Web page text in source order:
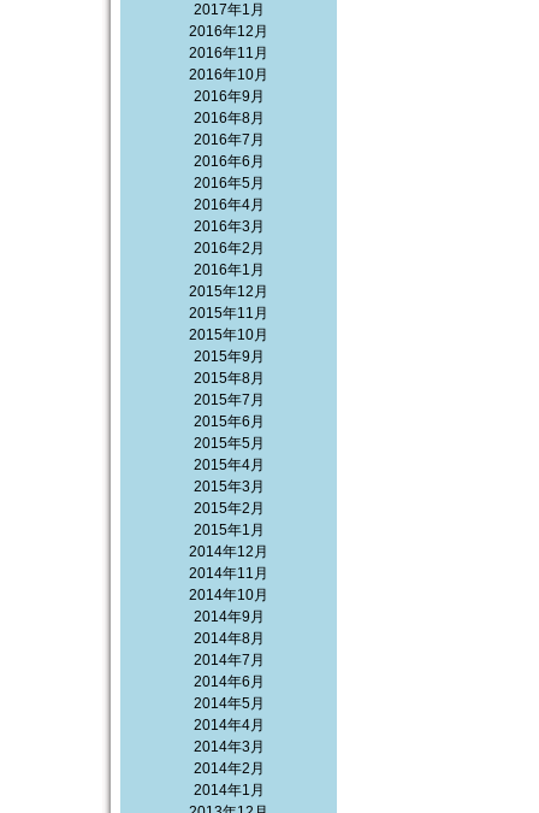
2017年1月
2016年12月
2016年11月
2016年10月
2016年9月
2016年8月
2016年7月
2016年6月
2016年5月
2016年4月
2016年3月
2016年2月
2016年1月
2015年12月
2015年11月
2015年10月
2015年9月
2015年8月
2015年7月
2015年6月
2015年5月
2015年4月
2015年3月
2015年2月
2015年1月
2014年12月
2014年11月
2014年10月
2014年9月
2014年8月
2014年7月
2014年6月
2014年5月
2014年4月
2014年3月
2014年2月
2014年1月